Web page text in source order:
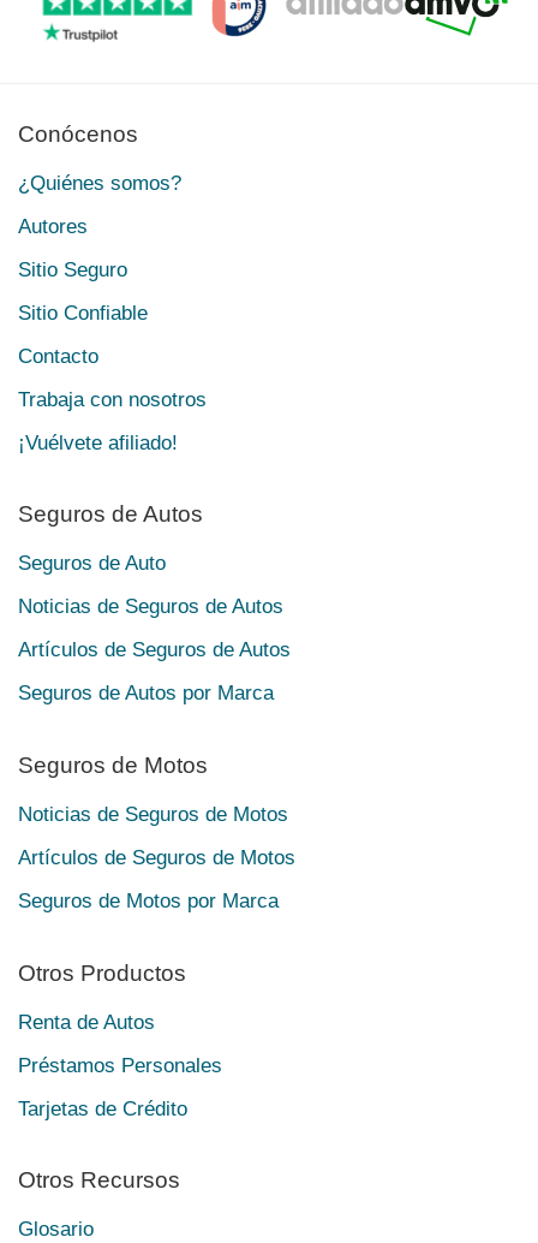
Conócenos
¿Quiénes somos?
Autores
Sitio Seguro
Sitio Confiable
Contacto
Trabaja con nosotros
¡Vuélvete afiliado!
Seguros de Autos
Seguros de Auto
Noticias de Seguros de Autos
Artículos de Seguros de Autos
Seguros de Autos por Marca
Seguros de Motos
Noticias de Seguros de Motos
Artículos de Seguros de Motos
Seguros de Motos por Marca
Otros Productos
Renta de Autos
Préstamos Personales
Tarjetas de Crédito
Otros Recursos
Glosario